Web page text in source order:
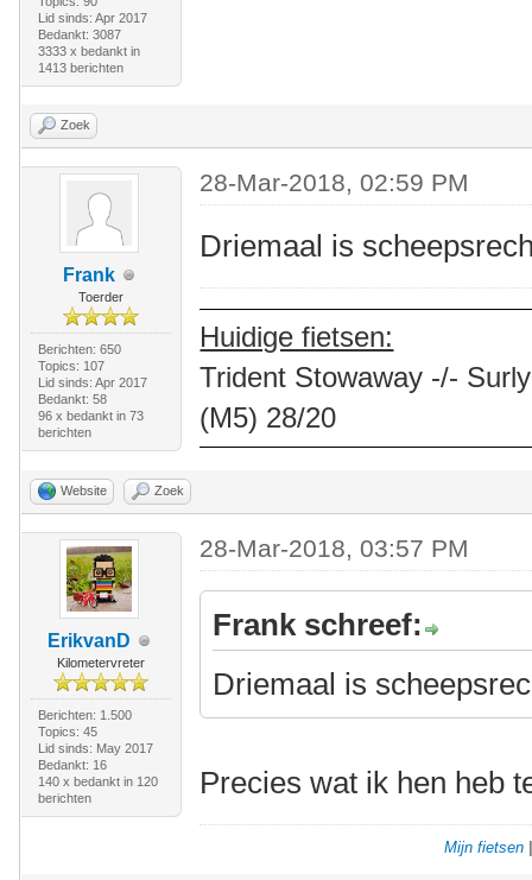
Lid sinds: Apr 2017
Bedankt: 3087
3333 x bedankt in
1413 berichten
Zoek
Frank
Toerder
Berichten: 650
Topics: 107
Lid sinds: Apr 2017
Bedankt: 58
96 x bedankt in 73
berichten
28-Mar-2018, 02:59 PM
Driemaal is
Huidige fietsen:
Trident Stowaway -/-
(M5) 28/20
Website Zoek
ErikvanD
Kilometervreter
Berichten: 1.500
Topics: 45
Lid sinds: May 2017
Bedankt: 16
140 x bedankt in 120
berichten
28-Mar-2018, 03:57 PM
Frank schreef:
Driemaal is
Precies wat ik hen heb
Mijn fietsen